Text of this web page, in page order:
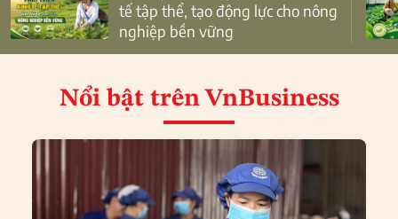
tế tập thể, tạo động lực cho nông
nghiệp bền vững
Nổi bật trên VnBusiness